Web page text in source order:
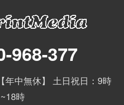
968-377
年中無休】 土日祝日：9時
~18時